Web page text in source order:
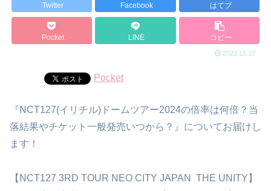
Twitter Facebook はてブ
Pocket LINE コピー
2023.11.17
Pocket
『NCT127(イリチル)ドームツアー2024の倍率は何倍？当
落結果やチケット一般発売いつから？』についてお届けし
ます！
【NCT127 3RD TOUR NEO CITY JAPAN THE UNITY】